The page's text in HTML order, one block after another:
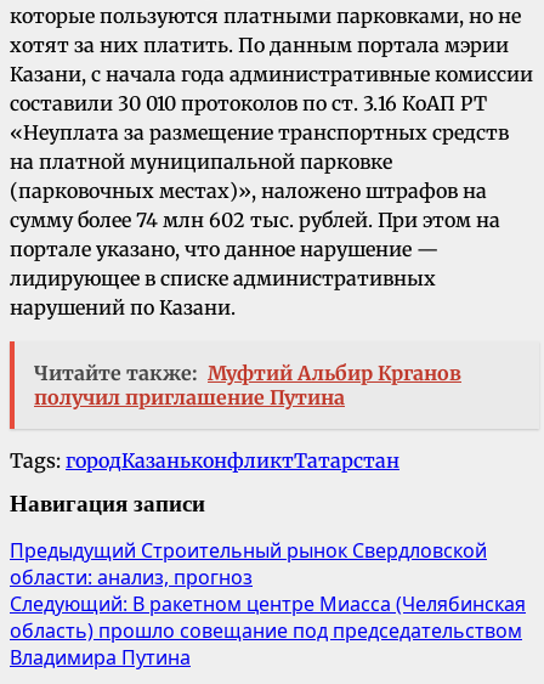
которые пользуются платными парковками, но не
хотят за них платить. По данным портала мэрии
Казани, с начала года административные комиссии
составили 30 010 протоколов по ст. 3.16 КоАП РТ
«Неуплата за размещение транспортных средств
на платной муниципальной парковке
(парковочных местах)», наложено штрафов на
сумму более 74 млн 602 тыс. рублей. При этом на
портале указано, что данное нарушение —
лидирующее в списке административных
нарушений по Казани.
Читайте также: Муфтий Альбир Крганов
получил приглашение Путина
Tags: городКазаньконфликтТатарстан
Навигация записи
Предыдущий Строительный рынок Свердловской
области: анализ, прогноз
Следующий: В ракетном центре Миасса (Челябинская
область) прошло совещание под председательством
Владимира Путина